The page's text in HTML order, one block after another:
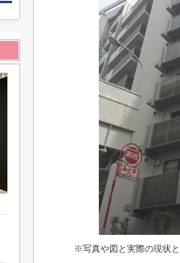
※写真や図と実際の現状